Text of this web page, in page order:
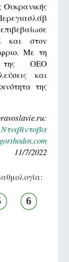
Ουκρανικής
και στον
Με τη
ΟΕΟ
και
της
gorthodox.com
11/7/2022
6